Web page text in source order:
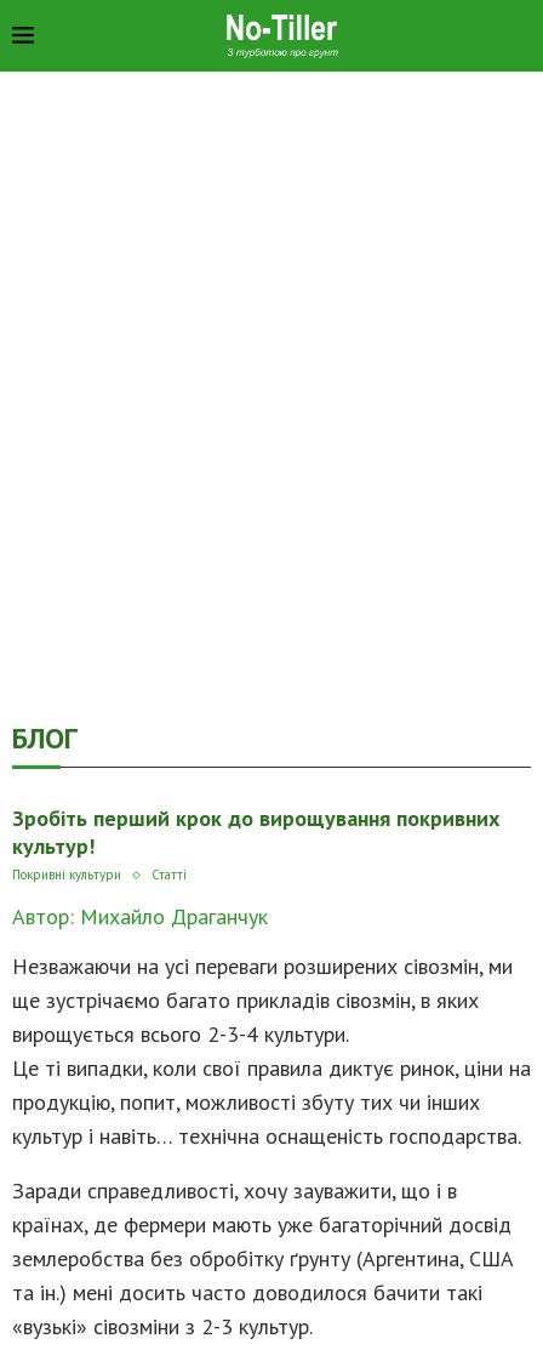
БЛОГ
Зробіть перший крок до вирощування покривних
культур!
Покривні культури Статті
Автор: Михайло Драганчук
Незважаючи на усі переваги розширених сівозмін, ми
ще зустрічаємо багато прикладів сівозмін, в яких
вирощується всього 2-3-4 культури.
Це ті випадки, коли свої правила диктує ринок, ціни на
продукцію, попит, можливості збуту тих чи інших
культур і навіть… технічна оснащеність господарства.
Заради справедливості, хочу зауважити, що і в
країнах, де фермери мають уже багаторічний досвід
землеробства без обробітку ґрунту (Аргентина, США
та ін.) мені досить часто доводилося бачити такі
«вузькі» сівозміни з 2-3 культур.